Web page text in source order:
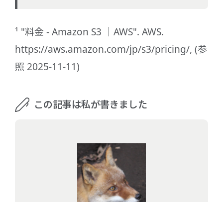
¹ "料金 - Amazon S3 ｜AWS". AWS.
https://aws.amazon.com/jp/s3/pricing/, (参
照 2025-11-11)
この記事は私が書きました